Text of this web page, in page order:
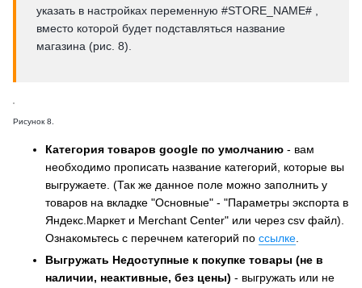
указать в настройках переменную #STORE_NAME# ,
вместо которой будет подставляться название
магазина (рис. 8).
Рисунок 8.
Категория товаров google по умолчанию - вам
необходимо прописать название категорий, которые вы
выгружаете. (Так же данное поле можно заполнить у
товаров на вкладке "Основные" - "Параметры экспорта в
Яндекс.Маркет и Merchant Center" или через csv файл).
Ознакомьтесь с перечнем категорий по ссылке
Выгружать Недоступные к покупке товары (не в
наличии, неактивные, без цены) - выгружать или не